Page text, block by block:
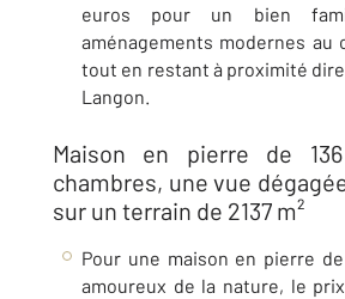
euros pour un bien
aménagements modernes
tout en restant à proximité
Langon.
Maison en pierre de
chambres, une vue
sur un terrain de 2137 m²
Pour une maison en pierre
amoureux de la nature, le